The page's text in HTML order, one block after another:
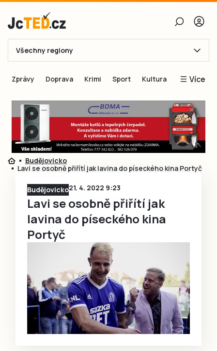
E-mail
Obnovit heslo
Přihlásit se
Přihlásit se přes Facebook
Ještě nemám účet, chci se
Všechny regiony
Zprávy Doprava Krimi Sport Kultura Více
Blogy
Inspirace
Čtenáři píší
Speciální přílohy
Budějovicko
Lavi se osobně přiřítí jak lavina do píseckého kina Portyč
Budějovicko21. 4. 2022 9:23
Lavi se osobně přiřítí jak
lavina do píseckého kina
Portyč